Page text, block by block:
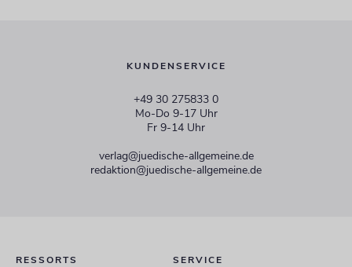
KUNDENSERVICE
+49 30 275833 0
Mo-Do 9-17 Uhr
Fr 9-14 Uhr
verlag@juedische-allgemeine.de
redaktion@juedische-allgemeine.de
RESSORTS SERVICE